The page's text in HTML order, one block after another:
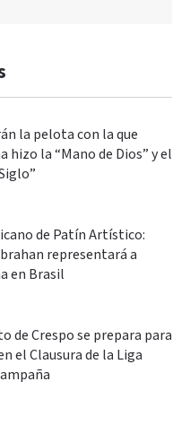
la pelota con la que
hizo la “Mano de Dios” y el
de Patín Artístico:
representará a
en Brasil
de Crespo se prepara para
el Clausura de la Liga